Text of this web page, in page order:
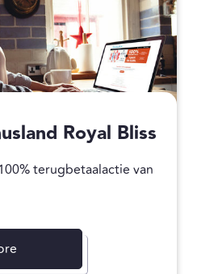
Royal Bliss
terugbetaalactie van